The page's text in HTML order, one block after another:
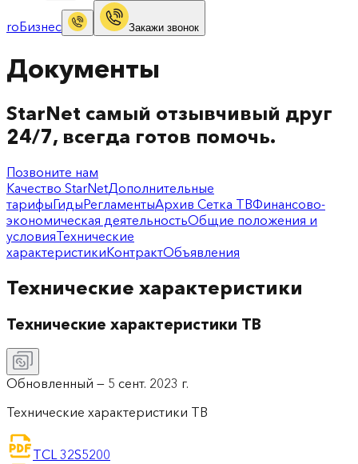
roБизнес Закажи звонок
Документы
StarNet самый отзывчивый друг
24/7, всегда готов помочь.
Позвоните нам
Качество StarNetДополнительные
тарифыГидыРегламентыАрхив Сетка ТВФинансово-
экономическая деятельностьОбщие положения и
условияТехнические
характеристикиКонтрактОбъявления
Технические характеристики
Технические характеристики ТВ
Обновленный — 5 сент. 2023 г.
Технические характеристики ТВ
TCL 32S5200